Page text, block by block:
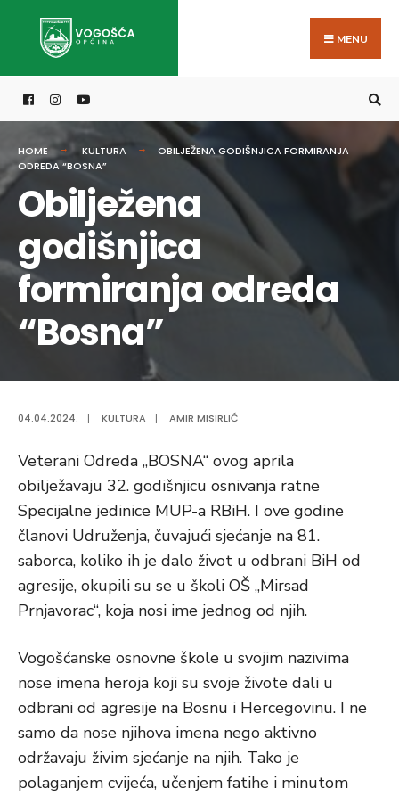
MENU
HOME KULTURA
OBILJEŽENA GODIŠNJICA FORMIRANJA
ODREDA “BOSNA”
Obilježena
godišnjica
formiranja odreda
“Bosna”
04.04.2024. | KULTURA | AMIR MISIRLIĆ
Veterani Odreda „BOSNA“ ovog aprila
obilježavaju 32. godišnjicu osnivanja ratne
Specijalne jedinice MUP-a RBiH. I ove godine
članovi Udruženja, čuvajući sjećanje na 81.
saborca, koliko ih je dalo život u odbrani BiH od
agresije, okupili su se u školi OŠ „Mirsad
Prnjavorac“, koja nosi ime jednog od njih.
Vogošćanske osnovne škole u svojim nazivima
nose imena heroja koji su svoje živote dali u
odbrani od agresije na Bosnu i Hercegovinu. I ne
samo da nose njihova imena nego aktivno
održavaju živim sjećanje na njih. Tako je
polaganjem cvijeća, učenjem fatihe i minutom
for: